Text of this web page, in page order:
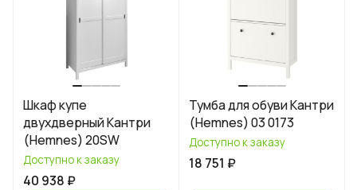
Шкаф купе
двухдверный Кантри
(Hemnes) 20SW
Доступно к заказу
40 938 ₽
Тумба для обуви Кантри
(Hemnes) 03 0173
Доступно к заказу
18 751 ₽